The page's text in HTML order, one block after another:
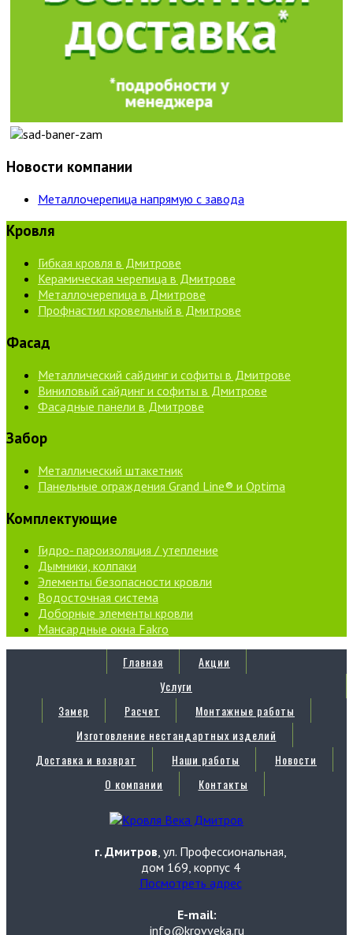
Новости компании
Металлочерепица напрямую с завода
Кровля
Гибкая кровля в Дмитрове
Керамическая черепица в Дмитрове
Металлочерепица в Дмитрове
Профнастил кровельный в Дмитрове
Фасад
Металлический сайдинг и софиты в Дмитрове
Виниловый сайдинг и софиты в Дмитрове
Фасадные панели в Дмитрове
Забор
Металлический штакетник
Панельные ограждения Grand Line® и Optima
Комплектующие
Гидро- пароизоляция / утепление
Дымники, колпаки
Элементы безопасности кровли
Водосточная система
Доборные элементы кровли
Мансардные окна Fakro
Главная
Акции
Услуги
Замер
Расчет
Монтажные работы
Изготовление нестандартных изделий
Доставка и возврат
Наши работы
Новости
О компании
Контакты
г. Дмитров, ул. Профессиональная,
дом 169, корпус 4
Посмотреть адрес
E-mail:
info@krovveka.ru